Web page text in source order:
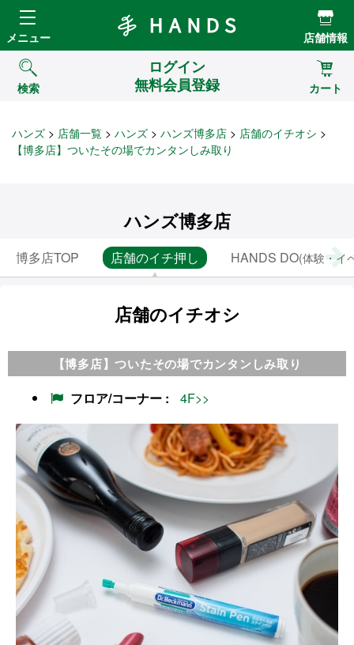
Hands ハンズ
メニュー 店舗情報
検索
ログイン
無料会員登録
カート
ハンズ 店舗一覧 ハンズ ハンズ博多店
店舗のイチオシ
【博多店】ついたその場でカンタンしみ取り
ハンズ博多店
博多店TOP 店舗のイチ押し HANDS DO(体験・イ
店舗のイチオシ
【博多店】ついたその場でカンタンしみ取り
フロア/コーナー 4F>>